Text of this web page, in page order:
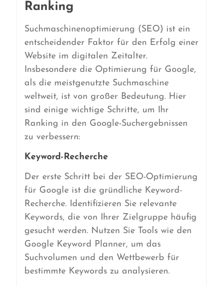
Ranking
Suchmaschinenoptimierung (SEO) ist ein
entscheidender Faktor für den Erfolg einer
Website im digitalen Zeitalter.
Insbesondere die Optimierung für Google,
als die meistgenutzte Suchmaschine
weltweit, ist von großer Bedeutung. Hier
sind einige wichtige Schritte, um Ihr
Ranking in den Google-Suchergebnissen
zu verbessern:
Keyword-Recherche
Der erste Schritt bei der SEO-Optimierung
für Google ist die gründliche Keyword-
Recherche. Identifizieren Sie relevante
Keywords, die von Ihrer Zielgruppe häufig
gesucht werden. Nutzen Sie Tools wie den
Google Keyword Planner, um das
Suchvolumen und den Wettbewerb für
bestimmte Keywords zu analysieren.